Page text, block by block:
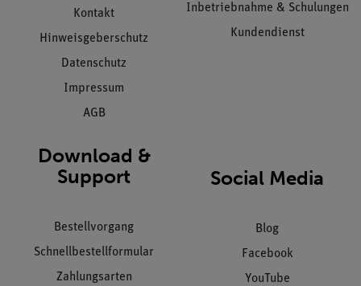
Kontakt
Hinweisgeberschutz
Datenschutz
Impressum
AGB
Inbetriebnahme & Schulungen
Kundendienst
Download &
Support
Bestellvorgang
Schnellbestellformular
Zahlungsarten
Social Media
Blog
Facebook
YouTube